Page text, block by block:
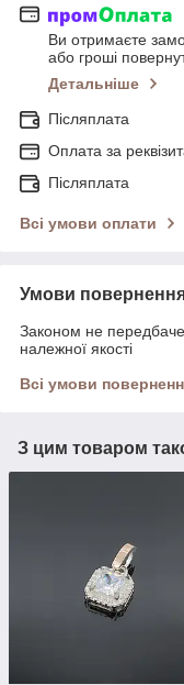
Ви отримаєте
або гроші
Детальніше
Післяплата
Оплата за
Післяплата
Всі умови оплати
Умови
Законом не
належної якості
Всі умови
З цим товаром